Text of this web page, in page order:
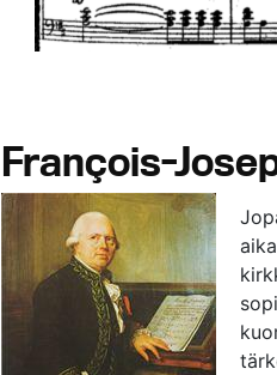
François-